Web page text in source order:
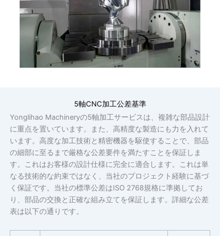
5軸CNC加工公差基準
Yonglihao Machineryの5軸加工サービスは、複雑な部品設計
に重点を置いています。また、高精度な製造にも力を入れて
います。高度な加工技術と精密機器を駆使することで、部品
の細部に至るまで厳格な公差要件を満たすことを保証しま
す。これはお客様の設計仕様に完全に適合します。これは単
なる技術的な約束ではなく、当社のプロジェクト経験に基づ
く保証です。当社の標準公差はISO 2768規格に準拠してお
り、部品の交換と正確な組み立てを保証します。詳細な公差
表は以下の通りです。